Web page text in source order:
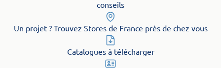
conseils
Un projet ? Trouvez Stores de France près de chez vous
Catalogues à télécharger